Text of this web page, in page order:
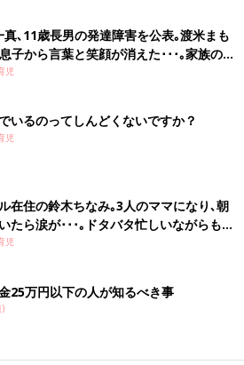
て、何回もスタッフさんに怒られてい
トで来てくださったココリコさんが話
。『あきえちゃん、今朝何を食べてき
い話が、距離を近づけようとしてくれ
しくて。その時「ひょっとしたら、み
では？」と思うようになりました。そ
とでも、自分から先に話しかけるよう
）
直に吸収して、自分が感じた気持ちを
える人に向け、鈴木さんはゲッターズ
イスを教えてくれました。
な味方だと思ってください。そう思う
よ』と言われました。思い返すとデビ
アウトしていました。自分が心を開か
い。当たり前のことですが、それを意
なくなりました」
真､11歳長男の発達障害を公表｡渡米まも
子から言葉と笑顔が消えた･･･｡家族の10
児
いるのってしんどくないですか？
児
在住の鈴木ちなみ｡3人のママになり､朝
たら涙が･･･｡ドタバタ忙しいながらも､
人生を楽しむ日々
児
25万円以下の人が知るべき事